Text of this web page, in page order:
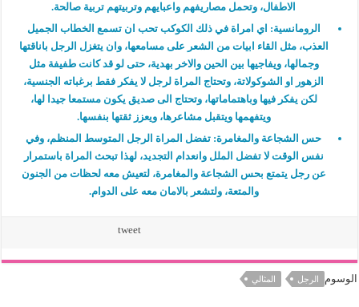
الاطفال، وتحمل مصاريفهم واعبايهم وتربيتهم تربية صالحة.
الرومانسية: اي امراة في ذلك الكوكب تحب ان تسمع الخطاب الجميل
العذب، مثل القاء ابيات من الشعر على مسامعها، وان يتغزل الرجل باناقتها
وجمالها، ويفاجيها بين الحين والاخر بهدية، حتى لو قد كانت طفيفة مثل
الزهور او الشوكولاتة، وتحتاج المراة لرجل لا يفكر فقط برغباته الجنسية،
لكن يفكر فيها وباهتماماتها، وتحتاج الى صديق يكون مستمعا جيدا لها،
ويتفهمها ويتقبل مشاعرها، ويعزز ثقتها بنفسها.
حس الشجاعة والمغامرة: تفضل المراة الرجل المتوسط المنظم، وفي
نفس الوقت لا تفضل الملل وانعدام التجديد، لهذا تبحث المراة باستمرار
عن رجل يتمتع بحس الشجاعة والمغامرة، لتعيش معه لحظات من الجنون
والمتعة، ولتشعر بالامان معه على الدوام.
tweet
الوسوم الرجل المثالي